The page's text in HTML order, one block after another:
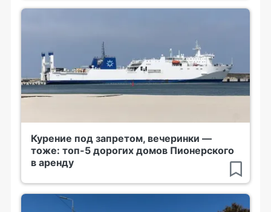
Курение под запретом, вечеринки —
тоже: топ-5 дорогих домов Пионерского
в аренду